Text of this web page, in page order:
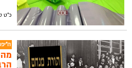
כ"ט